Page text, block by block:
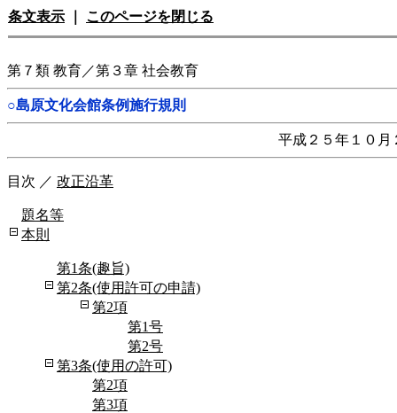
条文表示 このページを閉じる
第７類 教育／第３章 社会教育
○島原文化会館条例施行規則
平成２５年１０月
目次 ／ 改正沿革
題名等
本則
第1条(趣旨)
第2条(使用許可の申請)
第2項
第1号
第2号
第3条(使用の許可)
第2項
第3項